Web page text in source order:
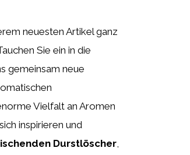
neuesten Artikel ganz
Sie ein in die
gemeinsam neue
Vielfalt an Aromen
inspirieren und
Durstlöscher,